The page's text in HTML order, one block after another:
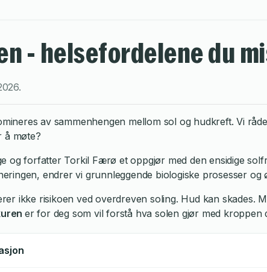
- helsefordelene du
.
av sammenhengen mellom sol og hudkreft. Vi
å møte?
og forfatter Torkil Færø et oppgjør med den ensidige
endrer vi grunnleggende biologiske prosesser
ikke risikoen ved overdreven soling. Hud kan
er for deg som vil forstå hva solen gjør med